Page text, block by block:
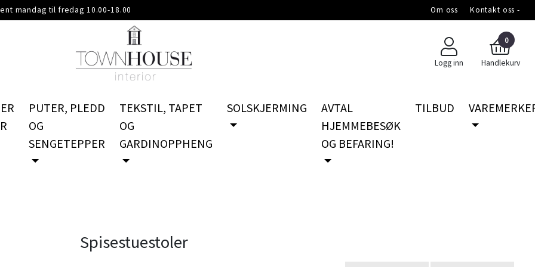
mandag til fredag 10.00-18.00
Om oss Kontakt oss -
Logg inn
0
Handlekurv
PUTER, PLEDD
OG
SENGETEPPER
TEKSTIL, TAPET
OG
GARDINOPPHENG
SOLSKJERMING
AVTAL
HJEMMEBESØK
OG BEFARING!
TILBUD
Spisestuestoler